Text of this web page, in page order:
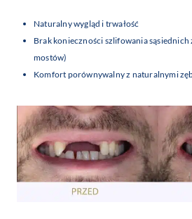
Naturalny wygląd i trwałość
Brak konieczności szlifowania
mostów)
Komfort porównywalny z naturalnymi